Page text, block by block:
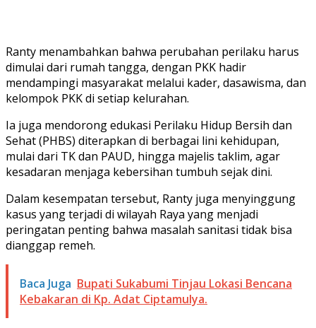
Ranty menambahkan bahwa perubahan perilaku harus
dimulai dari rumah tangga, dengan PKK hadir
mendampingi masyarakat melalui kader, dasawisma, dan
kelompok PKK di setiap kelurahan.
Ia juga mendorong edukasi Perilaku Hidup Bersih dan
Sehat (PHBS) diterapkan di berbagai lini kehidupan,
mulai dari TK dan PAUD, hingga majelis taklim, agar
kesadaran menjaga kebersihan tumbuh sejak dini.
Dalam kesempatan tersebut, Ranty juga menyinggung
kasus yang terjadi di wilayah Raya yang menjadi
peringatan penting bahwa masalah sanitasi tidak bisa
dianggap remeh.
Baca Juga Bupati Sukabumi Tinjau Lokasi Bencana
Kebakaran di Kp. Adat Ciptamulya.